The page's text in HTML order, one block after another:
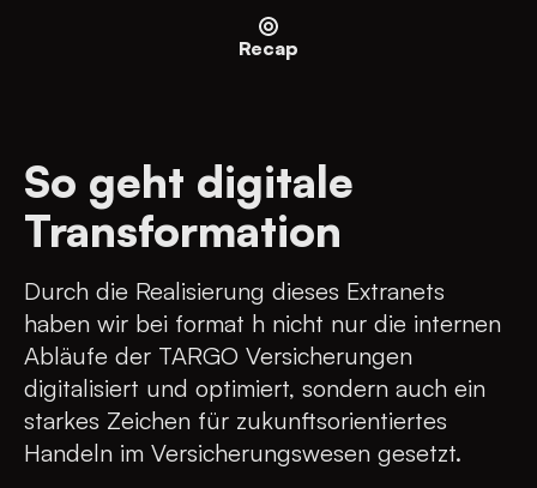
Recap
So geht digitale
Transformation
Durch die Realisierung dieses Extranets
haben wir bei format h nicht nur die internen
Abläufe der TARGO Versicherungen
digitalisiert und optimiert, sondern auch ein
starkes Zeichen für zukunftsorientiertes
Handeln im Versicherungswesen gesetzt.